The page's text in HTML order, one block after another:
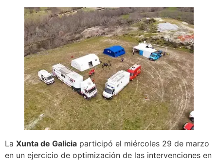
La Xunta de Galicia participó el miércoles 29 de marzo
en un ejercicio de optimización de las intervenciones en